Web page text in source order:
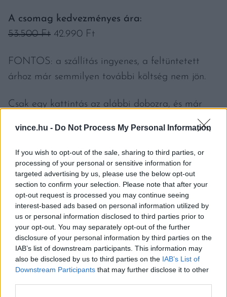
vince.hu - Do Not Process My Personal Information
If you wish to opt-out of the sale, sharing to third parties, or
processing of your personal or sensitive information for
targeted advertising by us, please use the below opt-out
section to confirm your selection. Please note that after your
opt-out request is processed you may continue seeing
interest-based ads based on personal information utilized by
us or personal information disclosed to third parties prior to
your opt-out. You may separately opt-out of the further
disclosure of your personal information by third parties on the
IAB’s list of downstream participants. This information may
also be disclosed by us to third parties on the IAB’s List of
Downstream Participants that may further disclose it to other
A csomag kedvezményes ára:
53.500 Ft 42.990 Ft
FONTOS: a szállítás ingyenes, a feltüntetett
árhoz már semmilyen további költség nem jön.
Csak egy kattintás az alábbi dobozra, és már
rendelhetjük is a csomagot. Ha december 17-ig
rendeljük, garantáltan odaér még december 24.
előtt.
https://vince.hu/termek/karacsonyi-borcsomag/
Ne felejtsük: ha december 17-ig megrendeljük a
csomagot, a karácsonyfa alá már oda fog
kerülni. Örvendeztessük meg bort fogyasztó
szeretteinket a legkiválóbb magyar borokkal!
Címlapfotó: Element5 Digital / Unsplash